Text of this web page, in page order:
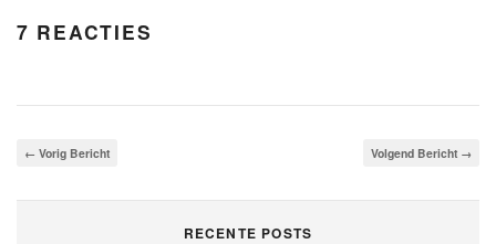
7 REACTIES
Volgend Bericht →
← Vorig Bericht
RECENTE POSTS